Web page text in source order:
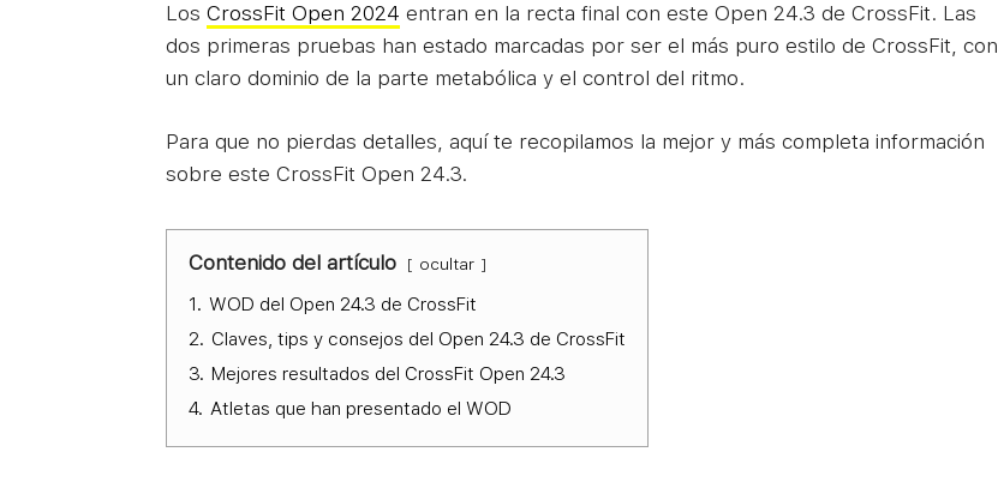
Los CrossFit Open 2024 entran en la recta final con este Open 24.3 de CrossFit. Las
dos primeras pruebas han estado marcadas por ser el más puro estilo de CrossFit, con
un claro dominio de la parte metabólica y el control del ritmo.
Para que no pierdas detalles, aquí te recopilamos la mejor y más completa información
sobre este CrossFit Open 24.3.
Contenido del artículo ocultar
1. WOD del Open 24.3 de CrossFit
2. Claves, tips y consejos del Open 24.3 de CrossFit
3. Mejores resultados del CrossFit Open 24.3
4. Atletas que han presentado el WOD